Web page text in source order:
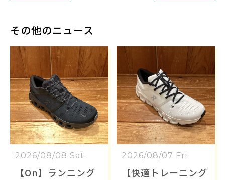
その他のニュース
2026/08/08 Sat.
【On】ランニング
2026/08/07 Fri.
【快適トレーニング